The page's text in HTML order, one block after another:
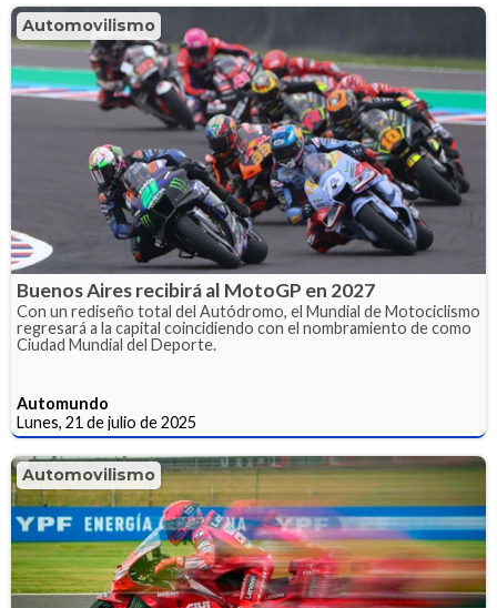
Automovilismo
Buenos Aires recibirá al MotoGP en 2027
Con un rediseño total del Autódromo, el Mundial de Motociclismo
regresará a la capital coincidiendo con el nombramiento de como
Ciudad Mundial del Deporte.
Automundo
Lunes, 21 de julio de 2025
Automovilismo